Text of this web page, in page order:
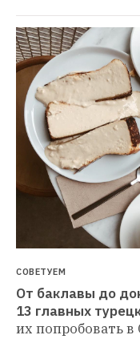
СОВЕТУЕМ
От баклавы до
13 главных
их попробовать в